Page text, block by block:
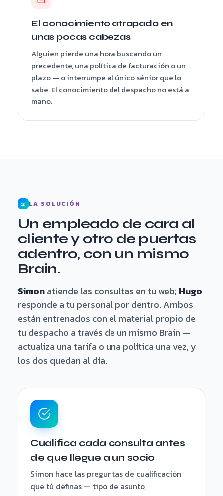
El conocimiento atrapado en
unas pocas cabezas
Alguien pierde una hora buscando un
precedente, una política de facturación o un
plazo — o interrumpe al único sénior que lo
sabe. El conocimiento del despacho no está a
mano.
2 LA SOLUCIÓN
Un empleado de cara al
cliente y otro de puertas
adentro, con un mismo
Brain.
Simonatiende las consultas en tu web; Hugo
responde a tu personal por dentro. Ambos
están entrenados con el material propio de
tu despacho a través de un mismo Brain —
actualiza una tarifa o una política una vez, y
los dos quedan al día.
Cualifica cada consulta antes
de que llegue a un socio
Simon hace las preguntas de cualificación
que tú definas — tipo de asunto,